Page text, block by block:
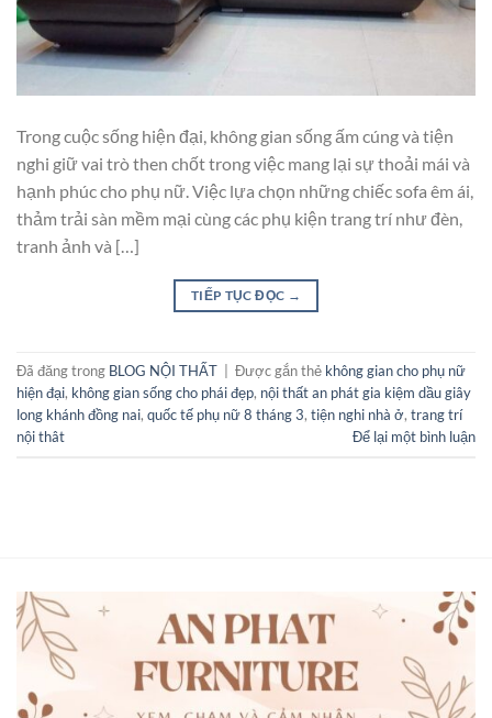
Trong cuộc sống hiện đại, không gian sống ấm cúng và tiện
nghi giữ vai trò then chốt trong việc mang lại sự thoải mái và
hạnh phúc cho phụ nữ. Việc lựa chọn những chiếc sofa êm ái,
thảm trải sàn mềm mại cùng các phụ kiện trang trí như đèn,
tranh ảnh và […]
TIẾP TỤC ĐỌC →
Đã đăng trong BLOG NỘI THẤT Được gắn thẻ không gian cho phụ nữ
hiện đại, không gian sống cho phái đẹp, nội thất an phát gia kiệm dầu giây
long khánh đồng nai, quốc tế phụ nữ 8 tháng 3, tiện nghi nhà ở, trang trí
nội thât
Để lại một bình luận